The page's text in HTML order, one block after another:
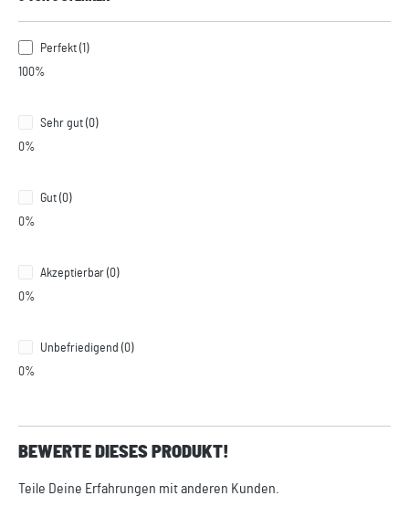
Perfekt (1)
100%
Sehr gut (0)
0%
Gut (0)
0%
Akzeptierbar (0)
0%
Unbefriedigend (0)
0%
BEWERTE DIESES PRODUKT!
Teile Deine Erfahrungen mit anderen Kunden.